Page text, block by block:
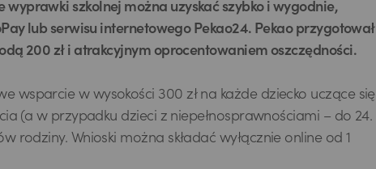
szkolnej można uzyskać szybko i wygodnie,
lub serwisu internetowego Pekao24. Pekao przygotował
200 zł i atrakcyjnym oprocentowaniem oszczędności.
wsparcie w wysokości 300 zł na każde dziecko uczące się
(a w przypadku dzieci z niepełnosprawnościami – do 24.
rodziny. Wnioski można składać wyłącznie online od 1